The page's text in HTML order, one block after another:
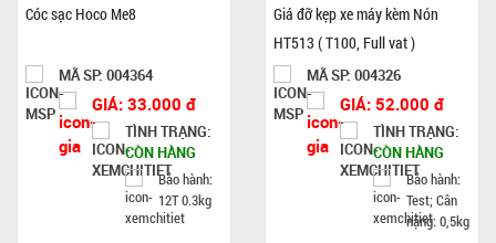
Cóc sạc Hoco Me8
MÃ SP: 004364
GIÁ: 33.000 đ
TÌNH TRẠNG:
CÒN HÀNG
Bảo hành:
12T 0.3kg
Giá đỡ kẹp xe máy kèm Nón
HT513 ( T100, Full vat )
MÃ SP: 004326
GIÁ: 52.000 đ
TÌNH TRẠNG:
CÒN HÀNG
Bảo hành:
Test; Cân
nặng: 0,5kg